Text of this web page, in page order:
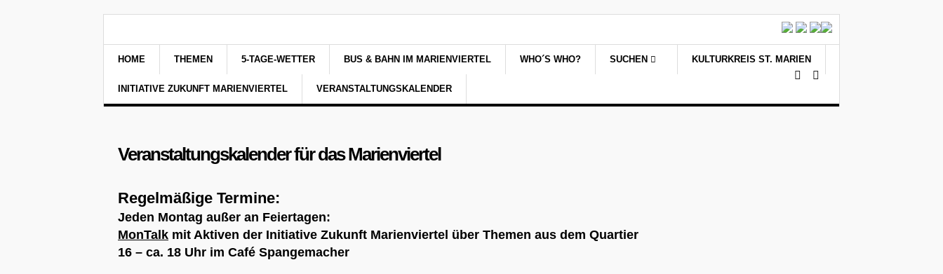
HOME THEMEN 5-TAGE-WETTER BUS & BAHN IM MARIENVIERTEL WHO´S WHO? SUCHEN KULTURKREIS ST. MARIEN
INITIATIVE ZUKUNFT MARIENVIERTEL VERANSTALTUNGSKALENDER
Veranstaltungskalender für das Marienviertel
Regelmäßige Termine:
Jeden Montag außer an Feiertagen:
MonTalk mit Aktiven der Initiative Zukunft Marienviertel über Themen aus dem Quartier
16 – ca. 18 Uhr im Café Spangemacher